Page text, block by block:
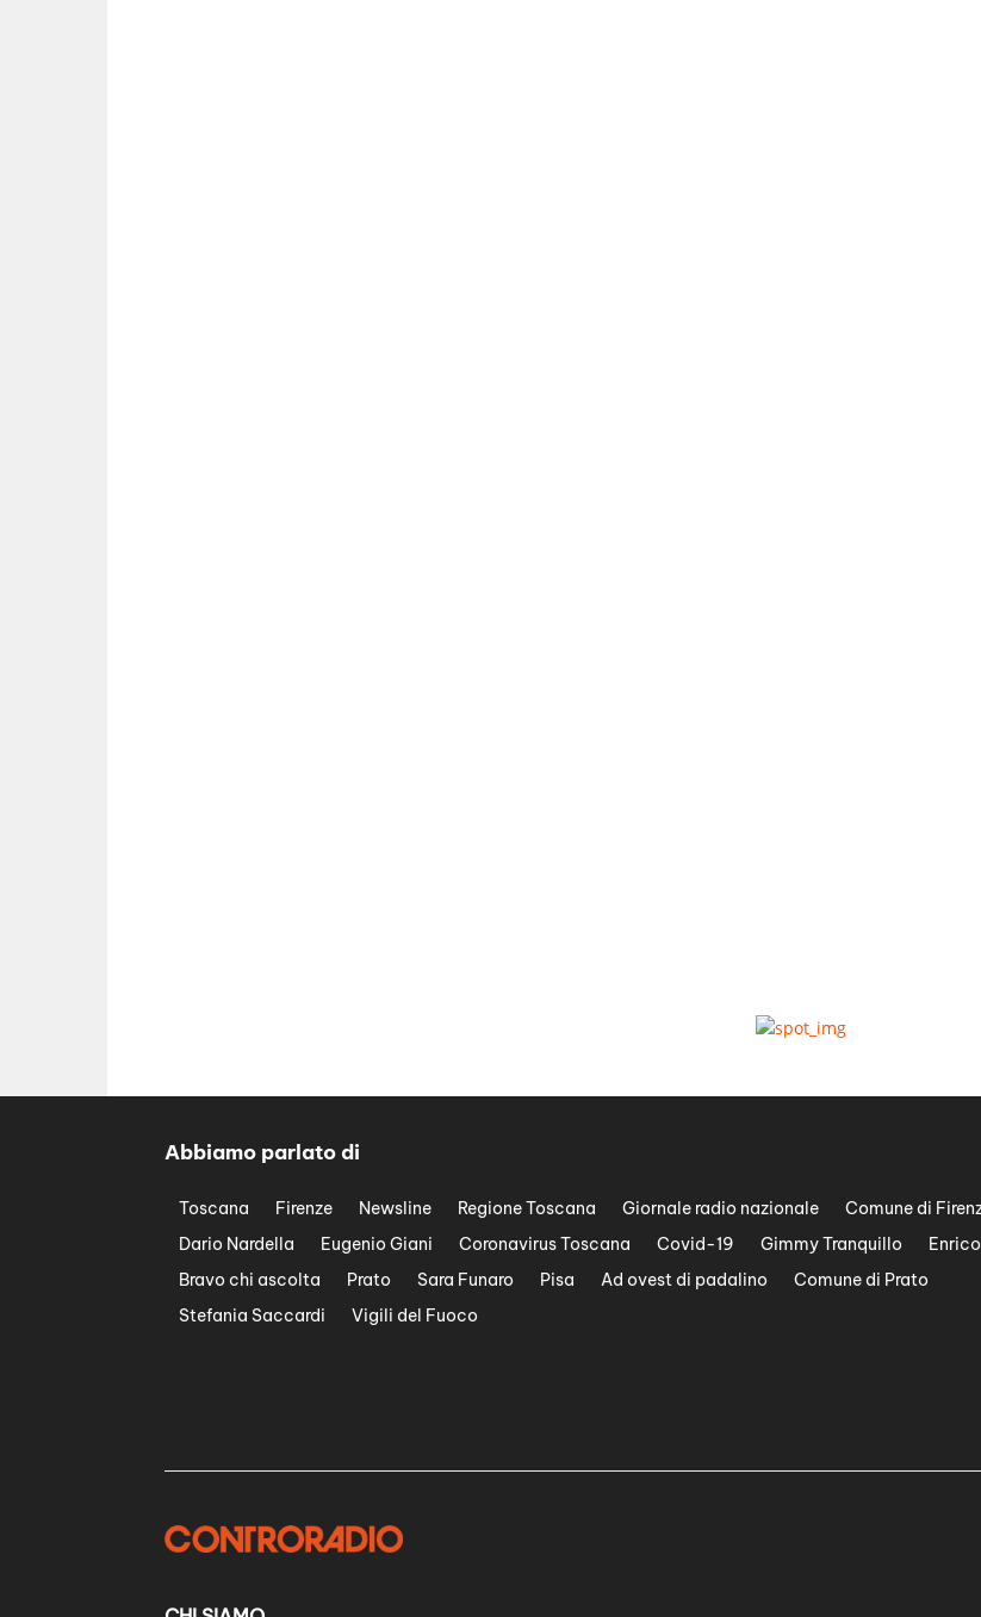
Abbiamo parlato di
Toscana Firenze Newsline Regione Toscana Giornale radio nazionale
Comune di
Dario Nardella
Eugenio Giani Coronavirus Toscana Covid-19 Gimmy Tranquillo
Bravo chi ascolta
Prato Sara Funaro Pisa Ad ovest di padalino
Comune di Prato
Stefania Saccardi
Vigili del Fuoco